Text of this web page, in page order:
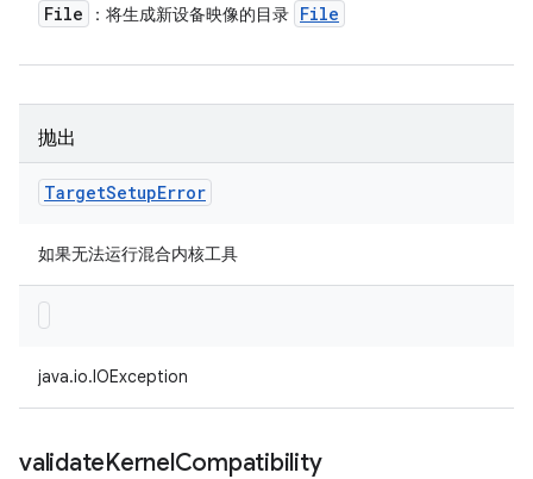
File ：将生成新设备映像的目录 File
抛出
TargetSetupError
如果无法运行混合内核工具
java.io.IOException
validateKernelCompatibility